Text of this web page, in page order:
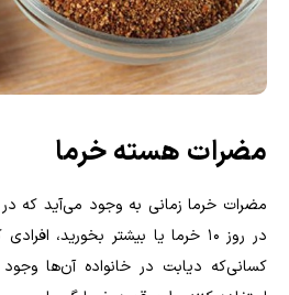
مضرات هسته خرما
مضرات خرما زمانی به وجود می‌آید که
در روز ۱۰ خرما یا بیشتر بخورید،
کسانی‌که دیابت در خانواده آن‌ها